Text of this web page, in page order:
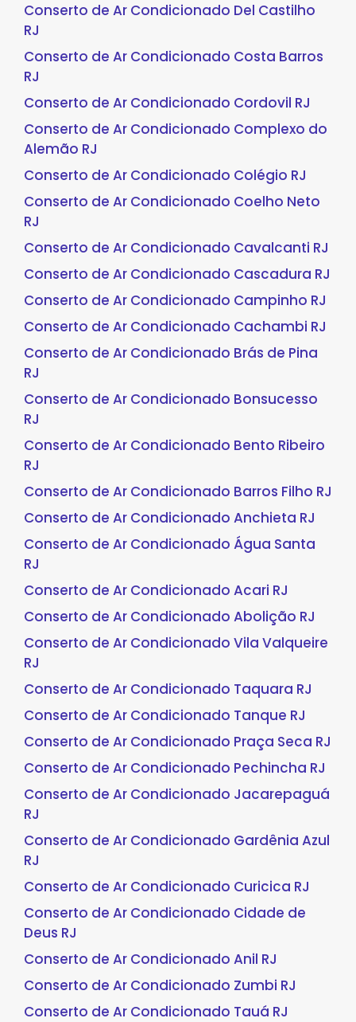
Conserto de Ar Condicionado Del Castilho
RJ
Conserto de Ar Condicionado Costa Barros
RJ
Conserto de Ar Condicionado Cordovil RJ
Conserto de Ar Condicionado Complexo do
Alemão RJ
Conserto de Ar Condicionado Colégio RJ
Conserto de Ar Condicionado Coelho Neto
RJ
Conserto de Ar Condicionado Cavalcanti RJ
Conserto de Ar Condicionado Cascadura RJ
Conserto de Ar Condicionado Campinho RJ
Conserto de Ar Condicionado Cachambi RJ
Conserto de Ar Condicionado Brás de Pina
RJ
Conserto de Ar Condicionado Bonsucesso
RJ
Conserto de Ar Condicionado Bento Ribeiro
RJ
Conserto de Ar Condicionado Barros Filho RJ
Conserto de Ar Condicionado Anchieta RJ
Conserto de Ar Condicionado Água Santa
RJ
Conserto de Ar Condicionado Acari RJ
Conserto de Ar Condicionado Abolição RJ
Conserto de Ar Condicionado Vila Valqueire
RJ
Conserto de Ar Condicionado Taquara RJ
Conserto de Ar Condicionado Tanque RJ
Conserto de Ar Condicionado Praça Seca RJ
Conserto de Ar Condicionado Pechincha RJ
Conserto de Ar Condicionado Jacarepaguá
RJ
Conserto de Ar Condicionado Gardênia Azul
RJ
Conserto de Ar Condicionado Curicica RJ
Conserto de Ar Condicionado Cidade de
Deus RJ
Conserto de Ar Condicionado Anil RJ
Conserto de Ar Condicionado Zumbi RJ
Conserto de Ar Condicionado Tauá RJ